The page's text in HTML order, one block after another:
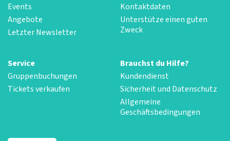
Events
Angebote
Letzter Newsletter
Kontaktdaten
Unterstütze einen guten
Zweck
Service
Gruppenbuchungen
Tickets verkaufen
Brauchst du Hilfe?
Kundendienst
Sicherheit und Datenschutz
Allgemeine
Geschäftsbedingungen